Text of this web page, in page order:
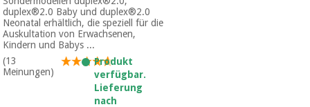
duplex®2.0 Baby und duplex®2.0
Neonatal erhältlich, die speziell für die
Auskultation von Erwachsenen,
Kindern und Babys ...
(13
Meinungen)
Produkt
verfügbar.
Lieferung
nach